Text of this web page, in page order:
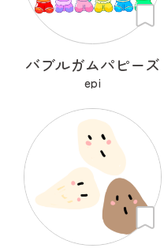
バブルガムパピーズ
epi